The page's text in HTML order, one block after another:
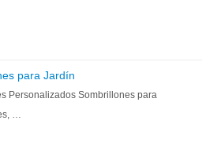
para Jardín
Personalizados Sombrillones para
…